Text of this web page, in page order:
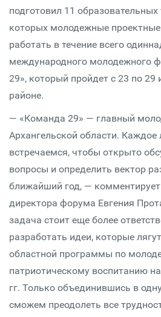
подготовил 11
которых молодежные
работать в течение всего
международного молодежного
29», который пройдет с 23 по
районе.
— «Команда 29» — главный
Архангельской области. Каждое
встречаемся, чтобы открыто
вопросы и определить вектор
ближайший год, — комментирует
директора форума Евгения
задача стоит еще более
разработать идеи, которые
областной программы по
патриотическому воспитанию
гг. Только объединившись в
сможем преодолеть все